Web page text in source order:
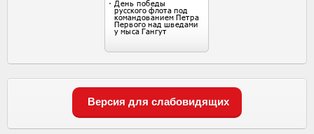
Версия для слабовидящих